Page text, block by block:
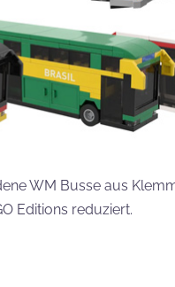
WM Busse aus
Editions reduziert.